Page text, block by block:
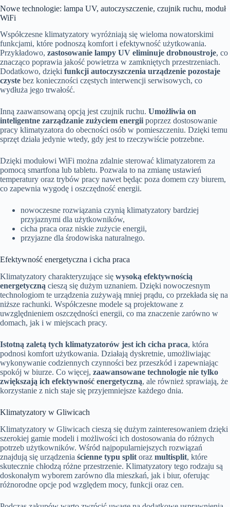
Nowe technologie: lampa UV, autoczyszczenie, czujnik ruchu, moduł
WiFi
Współczesne klimatyzatory wyróżniają się wieloma nowatorskimi
funkcjami, które podnoszą komfort i efektywność użytkowania.
Przykładowo, zastosowanie lampy UV eliminuje drobnoustroje, co
znacząco poprawia jakość powietrza w zamkniętych przestrzeniach.
Dodatkowo, dzięki funkcji autoczyszczenia urządzenie pozostaje
czyste bez konieczności częstych interwencji serwisowych, co
wydłuża jego trwałość.
Inną zaawansowaną opcją jest czujnik ruchu. Umożliwia on
inteligentne zarządzanie zużyciem energii poprzez dostosowanie
pracy klimatyzatora do obecności osób w pomieszczeniu. Dzięki temu
sprzęt działa jedynie wtedy, gdy jest to rzeczywiście potrzebne.
Dzięki modułowi WiFi można zdalnie sterować klimatyzatorem za
pomocą smartfona lub tabletu. Pozwala to na zmianę ustawień
temperatury oraz trybów pracy nawet będąc poza domem czy biurem,
co zapewnia wygodę i oszczędność energii.
nowoczesne rozwiązania czynią klimatyzatory bardziej
przyjaznymi dla użytkowników,
cicha praca oraz niskie zużycie energii,
przyjazne dla środowiska naturalnego.
Efektywność energetyczna i cicha praca
Klimatyzatory charakteryzujące się wysoką efektywnością
energetyczną cieszą się dużym uznaniem. Dzięki nowoczesnym
technologiom te urządzenia zużywają mniej prądu, co przekłada się na
niższe rachunki. Współczesne modele są projektowane z
uwzględnieniem oszczędności energii, co ma znaczenie zarówno w
domach, jak i w miejscach pracy.
Istotną zaletą tych klimatyzatorów jest ich cicha praca, która
podnosi komfort użytkowania. Działają dyskretnie, umożliwiając
wykonywanie codziennych czynności bez przeszkód i zapewniając
spokój w biurze. Co więcej, zaawansowane technologie nie tylko
zwiększają ich efektywność energetyczną, ale również sprawiają, że
korzystanie z nich staje się przyjemniejsze każdego dnia.
Klimatyzatory w Gliwicach
Klimatyzatory w Gliwicach cieszą się dużym zainteresowaniem dzięki
szerokiej gamie modeli i możliwości ich dostosowania do różnych
potrzeb użytkowników. Wśród najpopularniejszych rozwiązań
znajdują się urządzenia ścienne typu split oraz multisplit, które
skutecznie chłodzą różne przestrzenie. Klimatyzatory tego rodzaju są
doskonałym wyborem zarówno dla mieszkań, jak i biur, oferując
różnorodne opcje pod względem mocy, funkcji oraz cen.